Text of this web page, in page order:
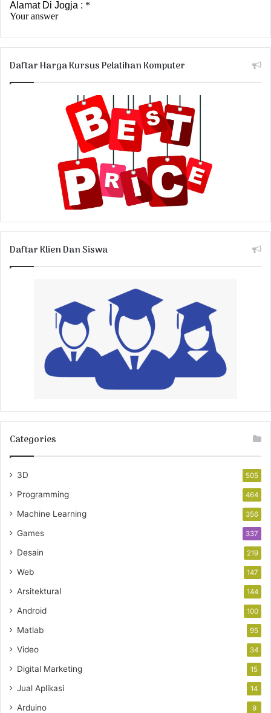
Daftar Harga Kursus Pelatihan Komputer
Daftar Klien Dan Siswa
Categories
3D 505
Programming 464
Machine Learning 356
Games 337
Desain 219
Web 147
Arsitektural 144
Android 100
Matlab 95
Video 34
Digital Marketing 15
Jual Aplikasi 14
Arduino 9